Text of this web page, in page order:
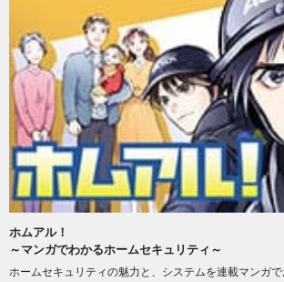
ホムアル！
～マンガでわかるホームセキュリティ～
ホームセキュリティの魅力と、システムを連載マンガで